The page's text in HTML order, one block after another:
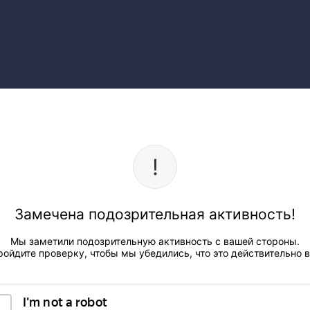
Замечена подозрительная активность!
Мы заметили подозрительную активность с вашей стороны.
проверку, чтобы мы убедились, что это действительно